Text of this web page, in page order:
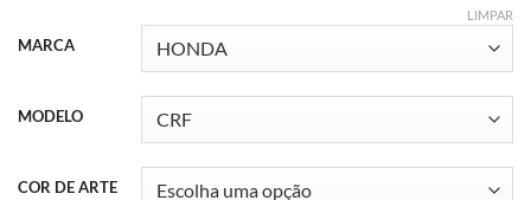
MARCA
MODELO
COR DE ARTE
LIMPAR